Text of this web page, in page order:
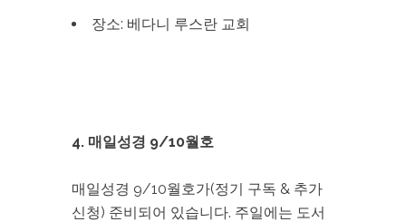
장소: 베다니 루스란 교회
4. 매일성경 9/10월호
매일성경 9/10월호가(정기 구독 & 추가
신청) 준비되어 있습니다. 주일에는 도서